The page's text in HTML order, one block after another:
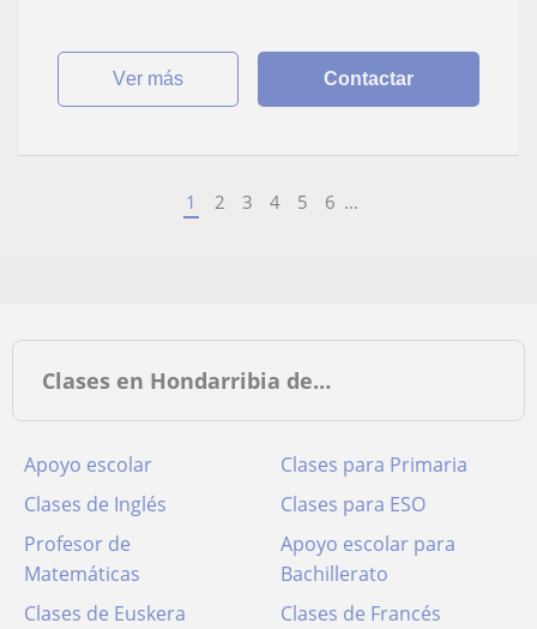
ver más Contactar
1 2 3 4 5 6 ...
Clases en Hondarribia de…
Apoyo escolar
Clases para Primaria
Clases de Inglés
Clases para ESO
Profesor de
Matemáticas
Apoyo escolar para
Bachillerato
Clases de Euskera
Clases de Francés